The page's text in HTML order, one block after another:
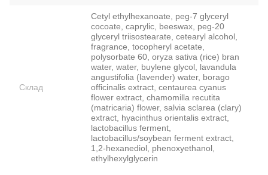
Склад
Cetyl ethylhexanoate, peg-7 glyceryl
cocoate, caprylic, beeswax, peg-20
glyceryl triisostearate, cetearyl alcohol,
fragrance, tocopheryl acetate,
polysorbate 60, oryza sativa (rice) bran
water, water, buylene glycol, lavandula
angustifolia (lavender) water, borago
officinalis extract, centaurea cyanus
flower extract, chamomilla recutita
(matricaria) flower, salvia sclarea (clary)
extract, hyacinthus orientalis extract,
lactobacillus ferment,
lactobacillus/soybean ferment extract,
1,2-hexanediol, phenoxyethanol,
ethylhexylglycerin